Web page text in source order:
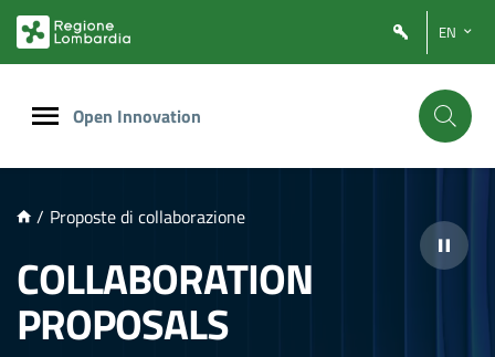
PRINCIPALE
EN
Open Innovation
/ Proposte di collaborazione
COLLABORATION
PROPOSALS